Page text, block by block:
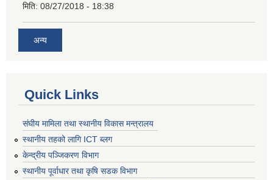
मिति: 08/27/2018 - 18:38
अन्य
Quick Links
संघीय मामिला तथा स्थानीय विकास मन्त्रालय
स्थानीय तहको लागि ICT ब्लग
केन्द्रीय पञ्जिकरण विभाग
स्थानीय पूर्वाधार तथा कृषि सडक विभाग